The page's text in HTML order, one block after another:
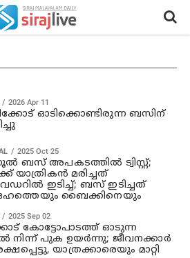
2026 Apr 11
ഓടിക്കൊണ്ടിരുന്ന ബസിന്
2025 Oct 25
ബസ് അപകടത്തിൽ ട്വിസ്റ്റ്;
യാത്രികൻ മരിച്ചത്
ഇടിച്ച്; ബസ് ഇടിച്ചത്
ബൈക്കിനെയും
2025 Sep 02
കോട്ടോപാടത്ത് ഓടുന്ന
നിന്ന് പുക ഉയര്‍ന്നു; ജീവനക്കാര്‍
യാത്രക്കാരെയും മാറ്റി